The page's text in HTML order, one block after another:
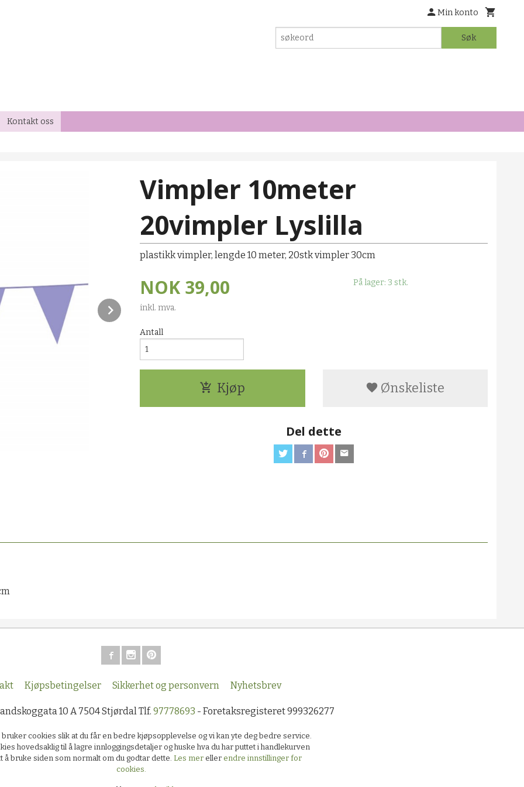
Min konto
Søk
Kontakt oss
Next
Vimpler 10meter
20vimpler Lyslilla
plastikk vimpler, lengde 10 meter, 20stk vimpler 30cm
NOK 39,00
inkl. mva.
På lager: 3 stk.
Antall
Kjøp Ønskeliste
Del dette
Kjøpsbetingelser Sikkerhet og personvern Nyhetsbrev
10 A 7504 Stjørdal Tlf. 97778693 - Foretaksregisteret 999326277
cookies slik at du får en bedre kjøpsopplevelse og vi kan yte deg bedre service.
hovedsaklig til å lagre innloggingsdetaljer og huske hva du har puttet i handlekurven
å bruke siden som normalt om du godtar dette. Les mer eller endre innstillinger for
cookies.